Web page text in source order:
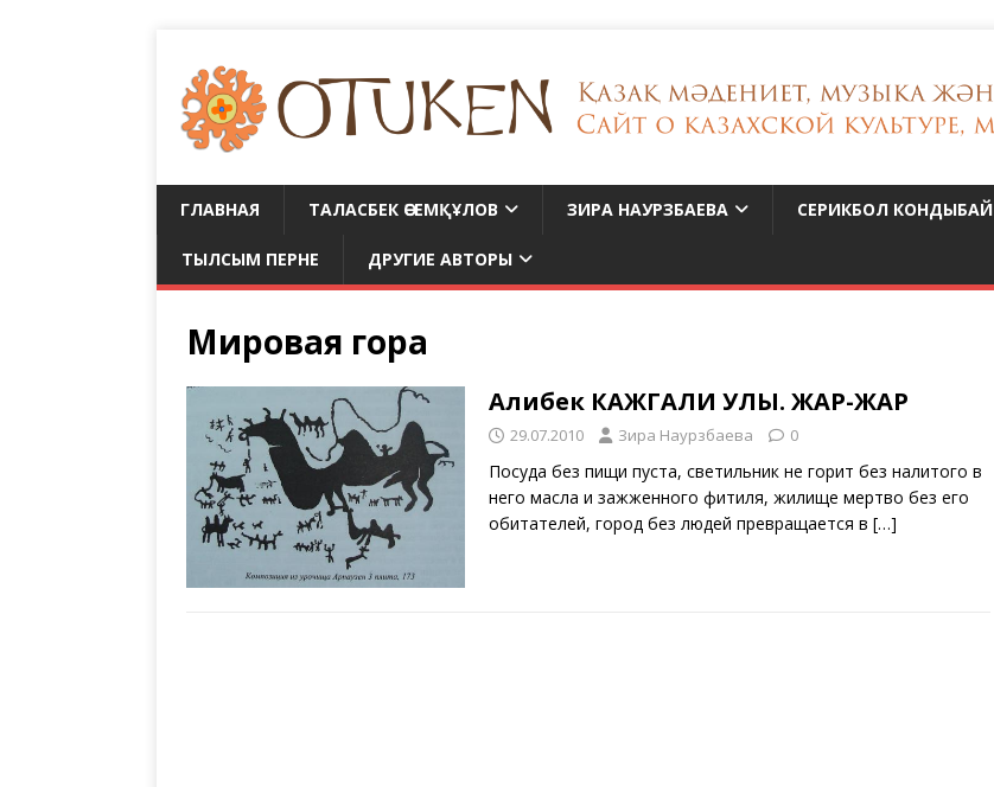
ГЛАВНАЯ ТАЛАСБЕК ӘСЕМҚҰЛОВ ЗИРА НАУРЗБАЕВА СЕРИКБОЛ КОНДЫБАЙ
ТЫЛСЫМ ПЕРНЕ ДРУГИЕ АВТОРЫ
Мировая гора
Алибек КАЖГАЛИ УЛЫ. ЖАР-ЖАР
29.07.2010 Зира Наурзбаева 0
Посуда без пищи пуста, светильник не горит без налитого в
него масла и зажженного фитиля, жилище мертво без его
обитателей, город без людей превращается в […]